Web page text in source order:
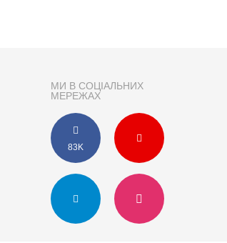
МИ В СОЦІАЛЬНИХ
МЕРЕЖАХ
83K